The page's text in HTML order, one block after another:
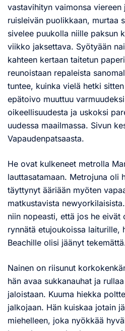
vastavihityn vaimonsa viereen
ruisleivän puolikkaan, murtaa
sivelee puukolla niille paksun
viikko jaksettava. Syötyään
kahteen kertaan taitetun
reunoistaan repaleista
tuntee, kuinka vielä hetki
epätoivo muuttuu
oikeellisuudesta ja uskoksi
uudessa maailmassa. Sivun
Vapaudenpatsaasta.
He ovat kulkeneet metrolla
lauttasatamaan. Metrojuna oli
täyttynyt ääriään myöten
matkustavista
niin nopeasti, että jos he eivät
rynnätä etujoukoissa laiturille,
Beachille olisi jäänyt
Nainen on riisunut
hän avaa sukkanauhat ja
jaloistaan. Kuuma hiekka
jalkojaan. Hän kuiskaa jotain
miehelleen, joka nyökkää